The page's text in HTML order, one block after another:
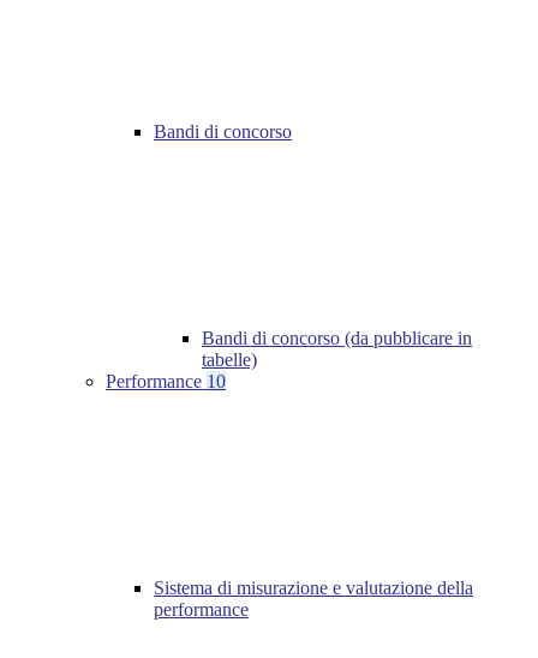
Bandi di concorso
Bandi di concorso (da pubblicare in
tabelle)
Performance 10
Sistema di misurazione e valutazione della
performance